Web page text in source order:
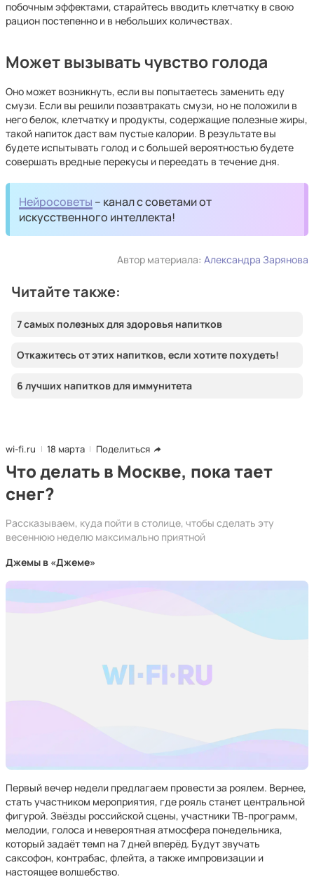
побочным эффектами, старайтесь вводить клетчатку в свою
рацион постепенно и в небольших количествах.
Может вызывать чувство голода
Оно может возникнуть, если вы попытаетесь заменить еду
смузи. Если вы решили позавтракать смузи, но не положили в
него белок, клетчатку и продукты, содержащие полезные жиры,
такой напиток даст вам пустые калории. В результате вы
будете испытывать голод и с большей вероятностью будете
совершать вредные перекусы и переедать в течение дня.
Нейросоветы – канал с советами от
искусственного интеллекта!
Автор материала: Александра Зарянова
Читайте также:
7 самых полезных для здоровья напитков
Откажитесь от этих напитков, если хотите похудеть!
6 лучших напитков для иммунитета
wi-fi.ru 18 марта Поделиться
Что делать в Москве, пока тает
снег?
Рассказываем, куда пойти в столице, чтобы сделать эту
весеннюю неделю максимально приятной
Джемы в «Джеме»
Первый вечер недели предлагаем провести за роялем. Вернее,
стать участником мероприятия, где рояль станет центральной
фигурой. Звёзды российской сцены, участники ТВ-программ,
мелодии, голоса и невероятная атмосфера понедельника,
который задаёт темп на 7 дней вперёд. Будут звучать
саксофон, контрабас, флейта, а также импровизации и
настоящее волшебство.